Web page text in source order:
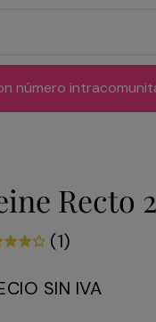
número
Recto
(1)
SIN IVA